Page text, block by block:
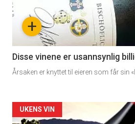
nå
3
+
Disse vinene er usannsynlig
Årsaken er knyttet til eieren som får sin
Forsiden
UKENS VIN